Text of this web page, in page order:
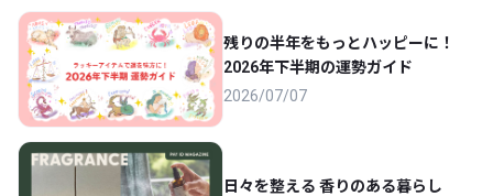
残りの半年をもっとハッピーに！
2026年下半期の運勢ガイド
2026/07/07
日々を整える 香りのある暮らし